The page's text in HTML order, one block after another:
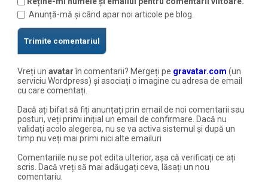
Anunță-mă și când apar noi articole pe blog.
Vreți unavatarîn comentarii? Mergeți pe gravatar.com (un
serviciu Wordpress) și asociați o imagine cu adresa de email
cu care comentați.
Dacă ați bifat să fiți anunțați prin email de noi comentarii sau
posturi, veți primi inițial un email de confirmare. Dacă nu
validați acolo alegerea, nu se va activa sistemul și după un
timp nu veți mai primi nici alte emailuri
Comentariile nu se pot edita ulterior, așa că verificați ce ați
scris. Dacă vreți să mai adăugați ceva, lăsați un nou
comentariu.